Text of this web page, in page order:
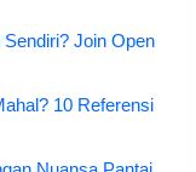
Join Open
10 Referensi